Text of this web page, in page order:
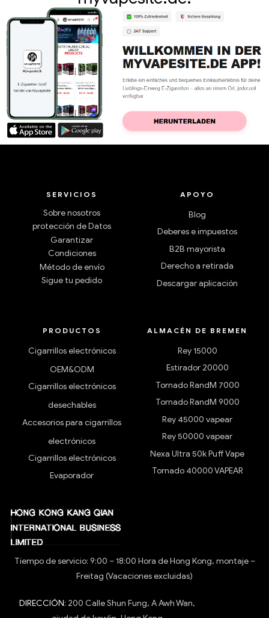
SERVICIOS
Sobre nosotros
protección de Datos
Garantizar
Condiciones
Método de envío
Sigue tu pedido
APOYO
Blog
Deberes e impuestos
B2B mayorista
Derecho a retirada
Descargar aplicación
PRODUCTOS
Cigarrillos electrónicos
OEM&ODM
Cigarrillos electrónicos
desechables
Accesorios para cigarrillos
electrónicos
Cigarrillos electrónicos
Evaporador
ALMACÉN DE BREMEN
Rey 15000
Estirador 20000
Tornado RandM 7000
Tornado RandM 9000
Rey 45000 vapear
Rey 50000 vapear
Nexa Ultra 50k Puff Vape
Tornado 40000 VAPEAR
Tiempo de servicio: 9:00 – 18:00 Hora de Hong Kong, montaje –
Freitag (Vacaciones excluidas)
DIRECCIÓN: 200 Calle Shun Fung, A Awh Wan,